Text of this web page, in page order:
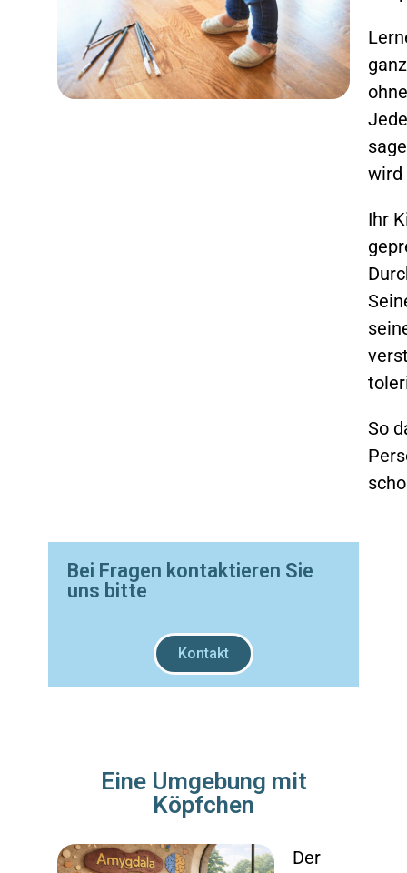
wird
Ihr
So
Bei Fragen kontaktieren Sie
uns bitte
Kontakt
Eine Umgebung mit
Köpfchen
Der